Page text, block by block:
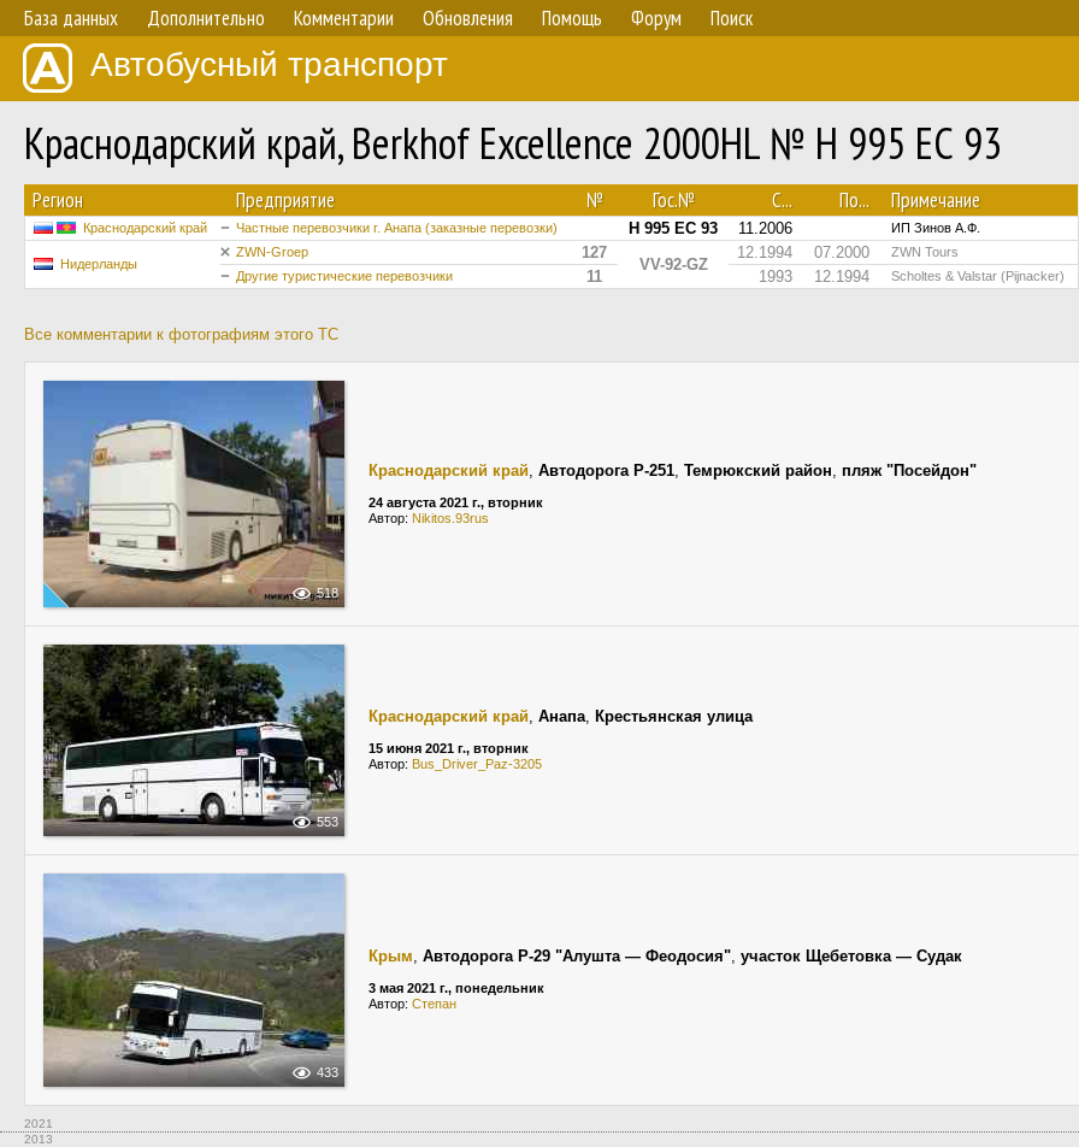
База данных Дополнительно Комментарии Обновления Помощь Форум Поиск
Автобусный транспорт
Краснодарский край, Berkhof Excellence 2000HL № Н 995 ЕС 93
Регион Предприятие № Гос.№ С... По... Примечание
Краснодарский край Частные перевозчики г. Анапа (заказные перевозки) Н 995 ЕС 93 11.2006 ИП Зинов А.Ф.
Нидерланды
ZWN-Groep 127
VV-92-GZ
12.1994 07.2000
ZWN Tours
Другие туристические перевозчики
11 1993 12.1994 Scholtes & Valstar (Pijnacker)
Все комментарии к фотографиям этого ТС
518
Краснодарский край, Автодорога Р-251, Темрюкский район, пляж "Посейдон"
24 августа 2021 г., вторник
Автор: Nikitos.93rus
553
Краснодарский край, Анапа, Крестьянская улица
15 июня 2021 г., вторник
Автор: Bus_Driver_Paz-3205
433
Крым, Автодорога Р-29 "Алушта — Феодосия", участок Щебетовка — Судак
3 мая 2021 г., понедельник
Автор: Степан
2021
2013